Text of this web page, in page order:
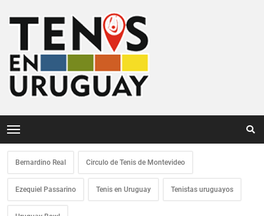
Bernardino Real Circulo de Tenis de Montevideo
Ezequiel Passarino Tenis en Uruguay Tenistas uruguayos